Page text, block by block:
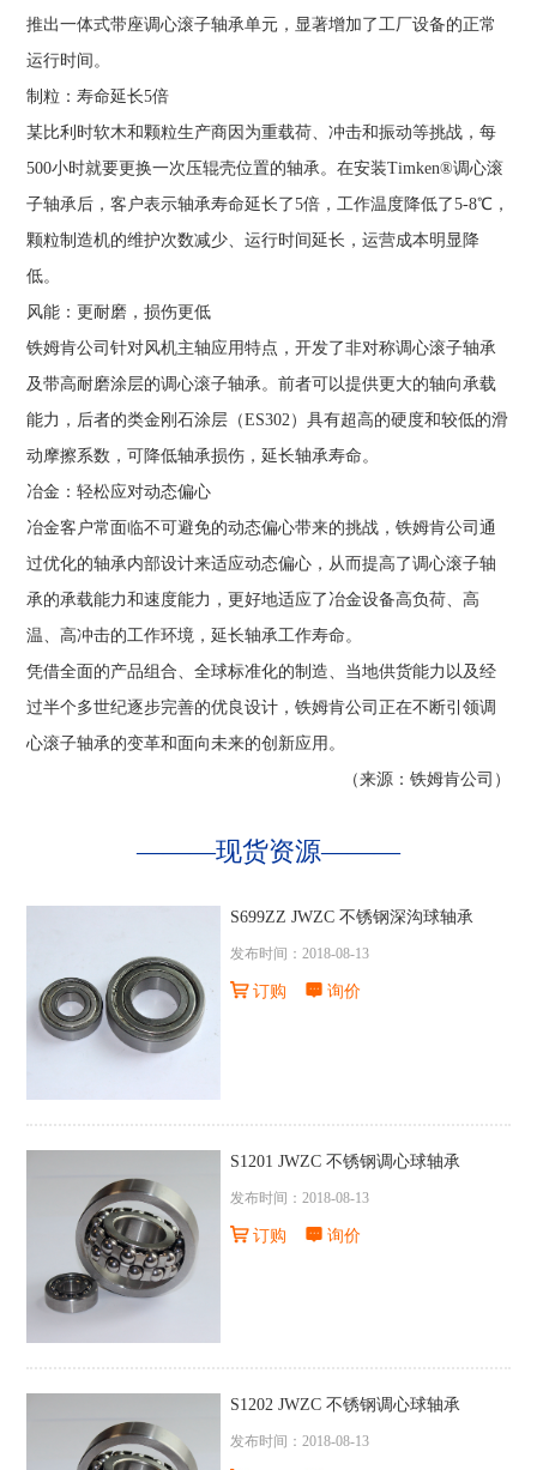
推出一体式带座调心滚子轴承单元，显著增加了工厂设备的正常
运行时间。
制粒：寿命延长5倍
某比利时软木和颗粒生产商因为重载荷、冲击和振动等挑战，每
500小时就要更换一次压辊壳位置的轴承。在安装Timken®调心滚
子轴承后，客户表示轴承寿命延长了5倍，工作温度降低了5-8℃，
颗粒制造机的维护次数减少、运行时间延长，运营成本明显降
低。
风能：更耐磨，损伤更低
铁姆肯公司针对风机主轴应用特点，开发了非对称调心滚子轴承
及带高耐磨涂层的调心滚子轴承。前者可以提供更大的轴向承载
能力，后者的类金刚石涂层（ES302）具有超高的硬度和较低的滑
动摩擦系数，可降低轴承损伤，延长轴承寿命。
冶金：轻松应对动态偏心
冶金客户常面临不可避免的动态偏心带来的挑战，铁姆肯公司通
过优化的轴承内部设计来适应动态偏心，从而提高了调心滚子轴
承的承载能力和速度能力，更好地适应了冶金设备高负荷、高
温、高冲击的工作环境，延长轴承工作寿命。
凭借全面的产品组合、全球标准化的制造、当地供货能力以及经
过半个多世纪逐步完善的优良设计，铁姆肯公司正在不断引领调
心滚子轴承的变革和面向未来的创新应用。
（来源：铁姆肯公司）
———现货资源———
S699ZZ JWZC 不锈钢深沟球轴承
发布时间：2018-08-13
订购 询价
S1201 JWZC 不锈钢调心球轴承
发布时间：2018-08-13
订购 询价
S1202 JWZC 不锈钢调心球轴承
发布时间：2018-08-13